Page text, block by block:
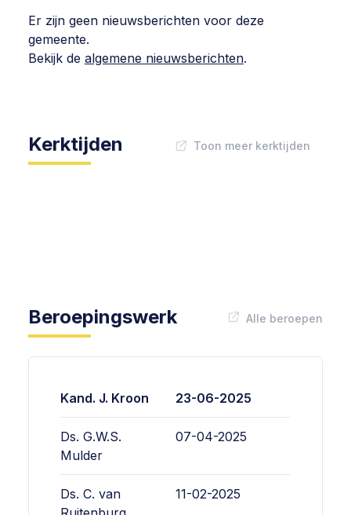
Er zijn geen nieuwsberichten voor deze
gemeente.
Bekijk de algemene nieuwsberichten.
Kerktijden Toon meer kerktijden
Beroepingswerk Alle beroepen
Kand. J. Kroon 23-06-2025
Ds. G.W.S.
Mulder
07-04-2025
Ds. C. van
11-02-2025